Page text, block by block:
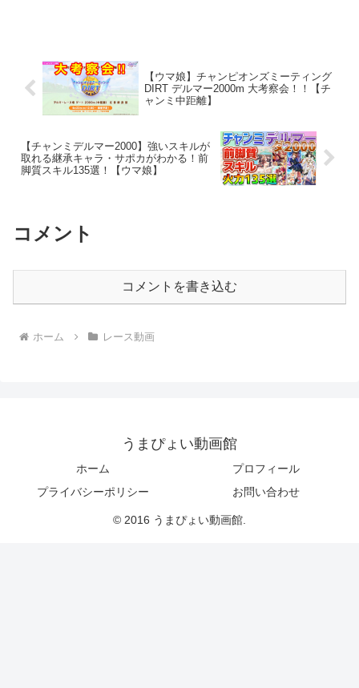
【ウマ娘】チャンピオンズミーティング
DIRT デルマー2000m 大考察会！！【チ
ャンミ中距離】
【チャンミデルマー2000】強いスキルが
取れる継承キャラ・サポカがわかる！前
脚質スキル135選！【ウマ娘】
コメント
コメントを書き込む
ホーム レース動画
うまぴょい動画館
ホーム
プロフィール
プライバシーポリシー
お問い合わせ
© 2016 うまぴょい動画館.